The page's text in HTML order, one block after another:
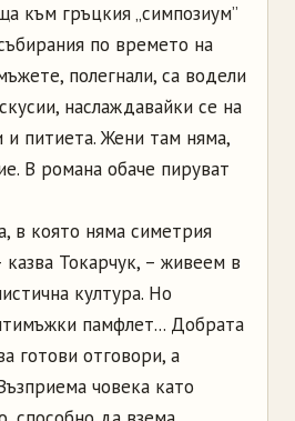
към гръцкия „симпозиум”
по времето на
полегнали, са водели
наслаждавайки се на
и питиета. Жени там няма,
В романа обаче пируват
в която няма симетрия
Токарчук, – живеем в
култура. Но
памфлет... Добрата
готови отговори, а
човека като